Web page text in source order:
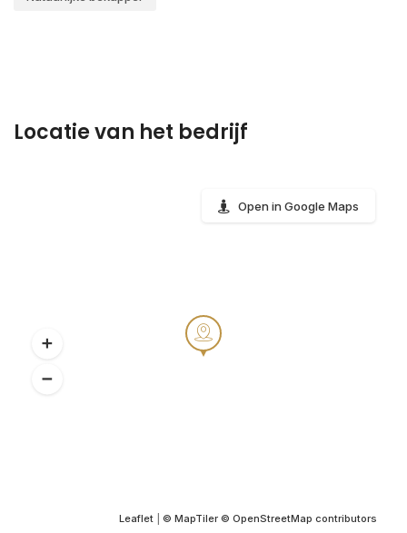
Locatie van het bedrijf
Leaflet © MapTiler © OpenStreetMap contributors
Open in Google Maps